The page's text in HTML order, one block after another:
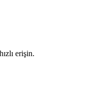
erişin.